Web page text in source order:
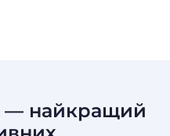
— найкращий